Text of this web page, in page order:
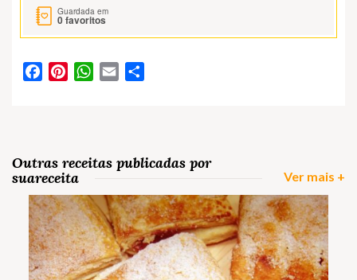
Guardada em
0favoritos
FacebookPinterestWhatsApp
Email
Outras receitas publicadas por
suareceita
Ver mais +